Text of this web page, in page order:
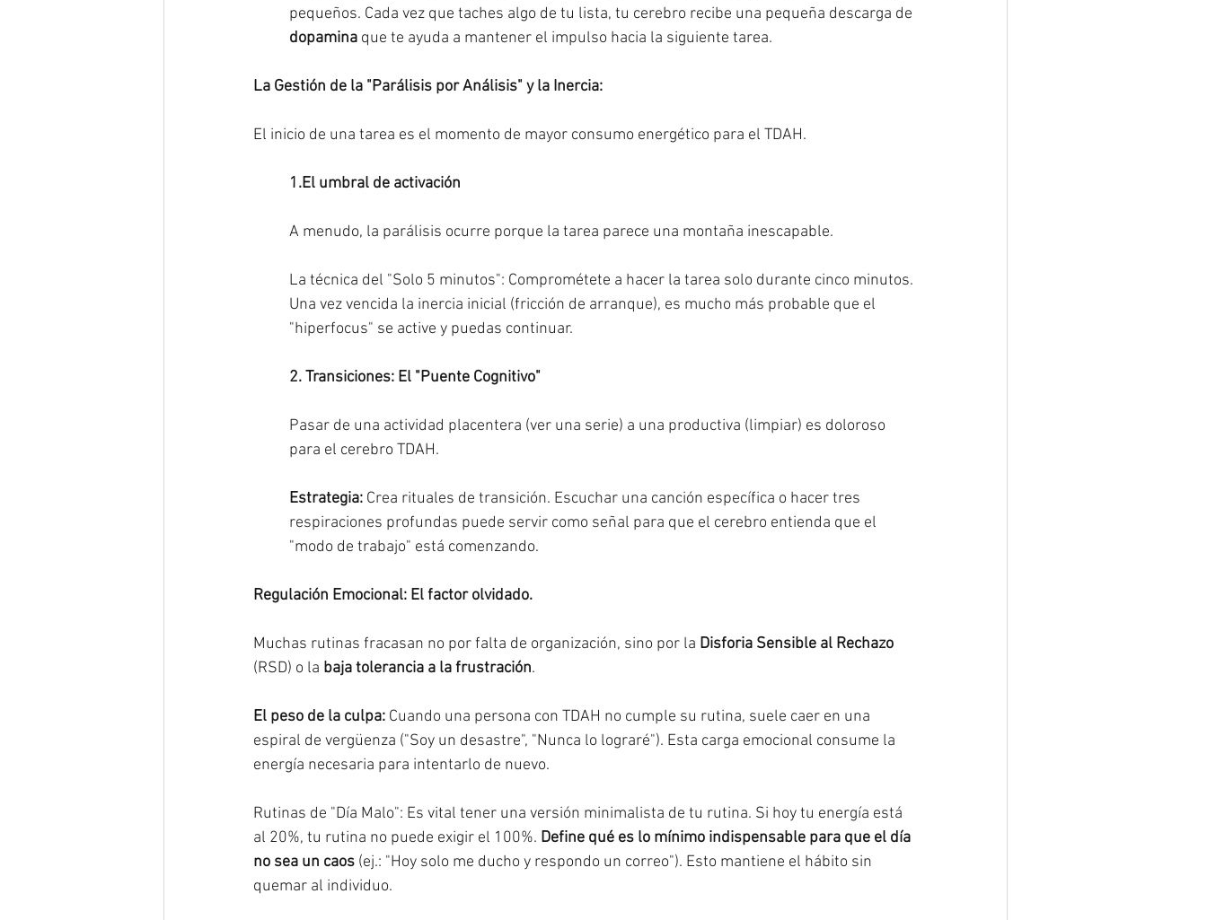
pequeños. Cada vez que taches algo de tu lista, tu cerebro recibe una pequeña descarga de
dopamina que te ayuda a mantener el impulso hacia la siguiente tarea.
La Gestión de la "Parálisis por Análisis" y la Inercia:
El inicio de una tarea es el momento de mayor consumo energético para el TDAH.
1.El umbral de activación
A menudo, la parálisis ocurre porque la tarea parece una montaña inescapable.
La técnica del "Solo 5 minutos": Comprométete a hacer la tarea solo durante cinco minutos.
Una vez vencida la inercia inicial (fricción de arranque), es mucho más probable que el
"hiperfocus" se active y puedas continuar.
2. Transiciones: El "Puente Cognitivo"
Pasar de una actividad placentera (ver una serie) a una productiva (limpiar) es doloroso
para el cerebro TDAH.
Estrategia: Crea rituales de transición. Escuchar una canción específica o hacer tres
respiraciones profundas puede servir como señal para que el cerebro entienda que el
"modo de trabajo" está comenzando.
Regulación Emocional: El factor olvidado.
Muchas rutinas fracasan no por falta de organización, sino por la Disforia Sensible al Rechazo
(RSD) o la baja tolerancia a la frustración.
El peso de la culpa: Cuando una persona con TDAH no cumple su rutina, suele caer en una
espiral de vergüenza ("Soy un desastre", "Nunca lo lograré"). Esta carga emocional consume la
energía necesaria para intentarlo de nuevo.
Rutinas de "Día Malo": Es vital tener una versión minimalista de tu rutina. Si hoy tu energía está
al 20%, tu rutina no puede exigir el 100%. Define qué es lo mínimo indispensable para que el día
no sea un caos (ej.: "Hoy solo me ducho y respondo un correo"). Esto mantiene el hábito sin
quemar al individuo.